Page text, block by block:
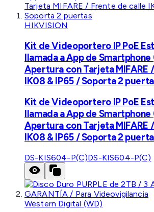
HIKVISION
Kit de Videoportero IP PoE
llamada a App de
Apertura con Tarjeta MIFARE
IK08 & IP65 / Soporta 2
Kit de Videoportero IP PoE
llamada a App de
Apertura con Tarjeta MIFARE
IK08 & IP65 / Soporta 2
DS-KIS604-P(C)DS-KIS604-P(C)
Western Digital (WD)